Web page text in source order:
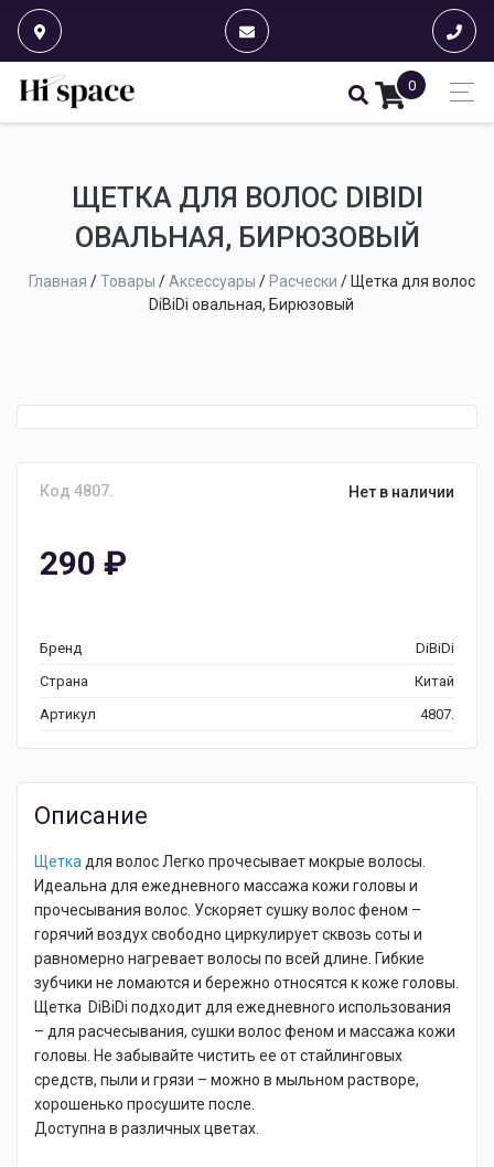
0
ЩЕТКА ДЛЯ ВОЛОС DIBIDI
ОВАЛЬНАЯ, БИРЮЗОВЫЙ
Главная /Товары /Аксессуары / Расчески / Щетка для волос
DiBiDi овальная, Бирюзовый
Код 4807. Нет в наличии
290 ₽
Бренд
DiBiDi
Страна
Китай
Артикул
4807.
Описание
Щетка для волос Легко прочесывает мокрые волосы.
Идеальна для ежедневного массажа кожи головы и
прочесывания волос. Ускоряет сушку волос феном –
горячий воздух свободно циркулирует сквозь соты и
равномерно нагревает волосы по всей длине. Гибкие
зубчики не ломаются и бережно относятся к коже головы.
Щетка DiBiDi подходит для ежедневного использования
– для расчесывания, сушки волос феном и массажа кожи
головы. Не забывайте чистить ее от стайлинговых
средств, пыли и грязи – можно в мыльном растворе,
хорошенько просушите после.
Доступна в различных цветах.